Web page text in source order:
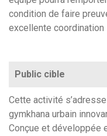
condition de faire
excellente coordination
Public cible
Cette activité
gymkhana urbain
Conçue et développée